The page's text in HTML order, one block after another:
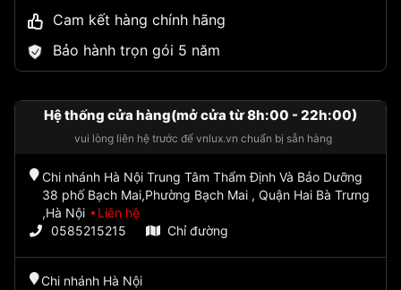
Cam kết hàng chính hãng
Bảo hành trọn gói 5 năm
Hệ thống cửa hàng(mở cửa từ 8h:00 - 22h:00)
vui lòng liên hệ trước để vnlux.vn chuẩn bị sẵn hàng
Chi nhánh Hà Nội Trung Tâm Thẩm Định Và Bảo Dưỡng
38 phố Bạch Mai,Phường Bạch Mai , Quận Hai Bà Trưng
,Hà Nội
Liên hệ
0585215215
Chỉ đường
Chi nhánh Hà Nội